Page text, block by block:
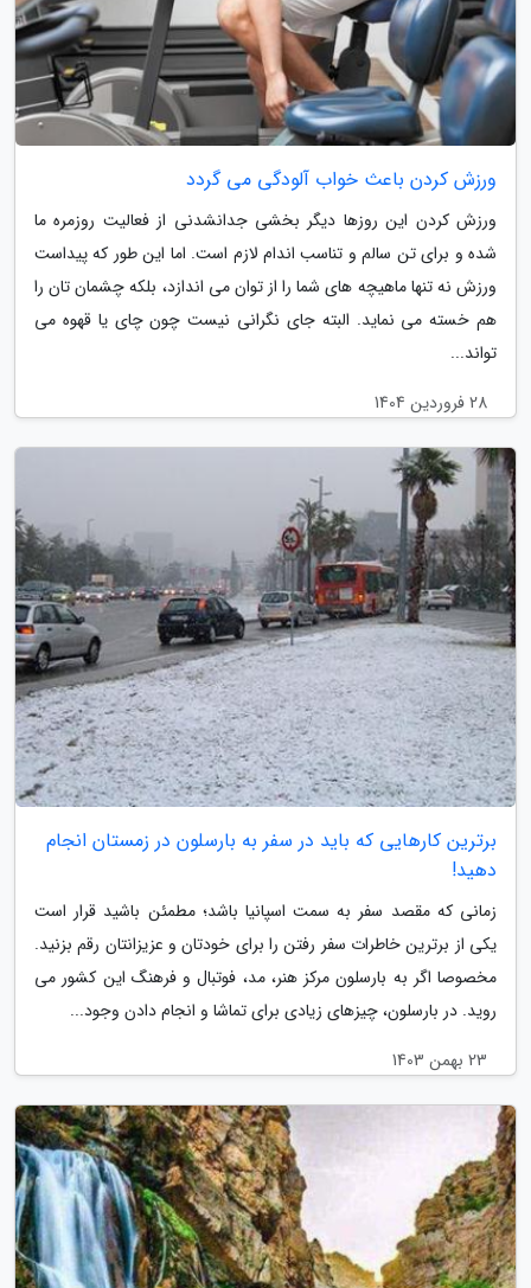
ورزش کردن باعث خواب آلودگی می گردد
ورزش کردن این روزها دیگر بخشی جدانشدنی از فعالیت روزمره ما
شده و برای تن سالم و تناسب اندام لازم است. اما این طور که پیداست
ورزش نه تنها ماهیچه های شما را از توان می اندازد، بلکه چشمان تان را
هم خسته می نماید. البته جای نگرانی نیست چون چای یا قهوه می
تواند...
28 فروردین 1404
برترین کارهایی که باید در سفر به بارسلون در زمستان انجام
دهید!
زمانی که مقصد سفر به سمت اسپانیا باشد؛ مطمئن باشید قرار است
یکی از برترین خاطرات سفر رفتن را برای خودتان و عزیزانتان رقم بزنید.
مخصوصا اگر به بارسلون مرکز هنر، مد، فوتبال و فرهنگ این کشور می
روید. در بارسلون، چیزهای زیادی برای تماشا و انجام دادن وجود...
23 بهمن 1403